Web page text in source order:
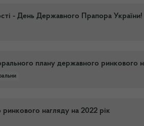
- День Державного Прапора України!
плану державного ринкового
нагляду на 2022 рік